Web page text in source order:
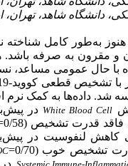
عوامل خطر مرتبط با مرگ بیماران
و مقرون به صرفه
با تشخیص قطعی کووید-19 انجام
شد. داده‌ها به کمک نرم
White Blood Cell در
قدرت تشخیص (0/58=
کاهش لنفوسیت در
تشخیص خوب (0/70=